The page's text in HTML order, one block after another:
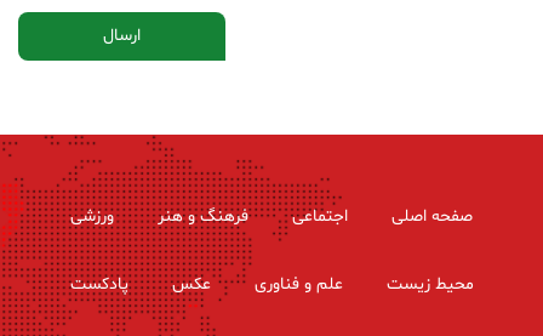
صفحه اصلی اجتماعی فرهنگ و هنر ورزشی
محیط زیست علم و فناوری عکس پادکست